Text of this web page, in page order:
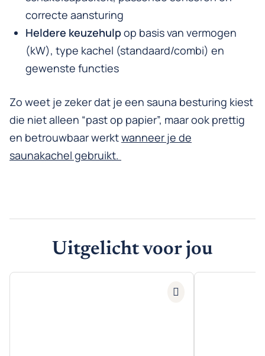
correcte aansturing
Heldere keuzehulpop basis van vermogen
(kW), type kachel (standaard/combi) en
gewenste functies
Zo weet je zeker dat je een sauna besturing kiest
die niet alleen “past op papier”, maar ook prettig
en betrouwbaar werktwanneer je de
saunakachel gebruikt.
Uitgelicht voor jou